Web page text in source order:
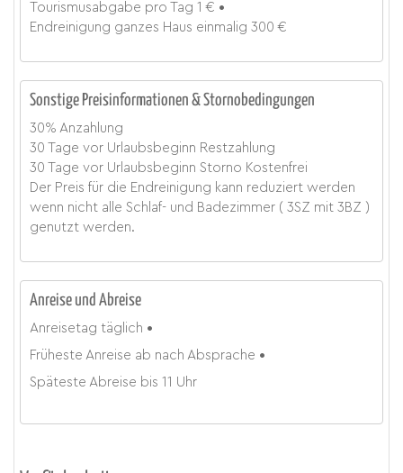
Tourismusabgabe pro Tag 1 €
Endreinigung ganzes Haus einmalig 300 €
Sonstige Preisinformationen & Stornobedingungen
30% Anzahlung
30 Tage vor Urlaubsbeginn Restzahlung
30 Tage vor Urlaubsbeginn Storno Kostenfrei
Der Preis für die Endreinigung kann reduziert werden
wenn nicht alle Schlaf- und Badezimmer ( 3SZ mit 3BZ )
genutzt werden.
Anreise und Abreise
Anreisetag täglich
Früheste Anreise ab nach Absprache
Späteste Abreise bis 11 Uhr